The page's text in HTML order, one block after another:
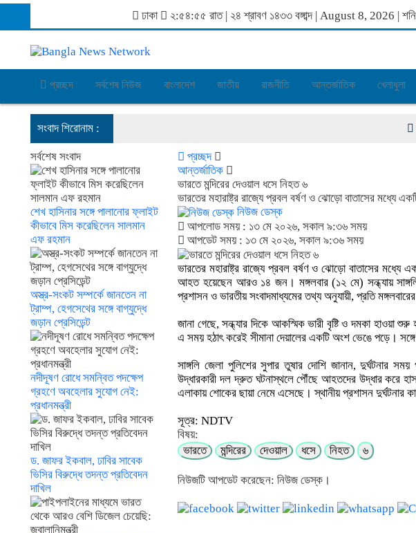
ঢাকা ২:৫৪:৫৫ রাত| ২৪ শ্রাবণ ১৪৩৩ বঙ্গাব্দ | August 8, 2026 |
প্রচ্ছদ সর্বশেষ নিউজ বাংলাদেশ জাতীয় রাজনীতি আন্তর্জাতিক খেলাধুলা
সংবাদ শিরোনাম : শেখ
প্রচ্ছদ
আন্তর্জাতিক
ভারতে মন্দিরের দেওয়াল ধসে নিহত ৬
ভারতের মহারাষ্ট্র রাজ্যে প্রবল বর্ষণ ও ঝোড়ো বাতাসের মধ্যে
নিউজ ডেস্ক
আপলোড সময় : ১৩ মে ২০২৬, সকাল ৯:৩৬ সময়
আপডেট সময় : ১৩ মে ২০২৬, সকাল ৯:৩৬ সময়
ভারতের মহারাষ্ট্র রাজ্যে প্রবল বর্ষণ ও ঝোড়ো বাতাসের মধ্যে
আহত হয়েছেন আরও ১৪ জন। মঙ্গলবার (১২ মে) সন্ধ্যায় সাঙ্গলি
প্রশাসন ও ভারতীয় সংবাদমাধ্যমের তথ্য অনুযায়ী, প্রতি
জানা গেছে, সন্ধ্যার দিকে আকস্মিক ভারী বৃষ্টি ও দমকা হাওয়া শুরু
এ সময় হঠাৎ করেই সীমানা দেয়ালের একটি অংশ ভেঙে পড়ে।
সাঙ্গলি জেলা পুলিশের সুপার তুষার দোশি জানান, দুর্ঘটনার
উদ্ধারকারী দল দ্রুত ঘটনাস্থলে পৌঁছে আহতদের উদ্ধার করে
এলাকায় শোকের ছায়া নেমে এসেছে। স্থানীয় প্রশাসন দুর্ঘটনার
সূত্র: NDTV
বিষয়:
ভারতে
মন্দিরের দেওয়াল ধসে নিহত ৬
নিউজটি আপডেট করেছেন: নিউজ ডেস্ক।
সর্বশেষ সংবাদ
শেখ হাসিনার সঙ্গে পালানোর ফ্লাইট
কীভাবে মিস করেছিলেন সালমান
এফ রহমান
অস্ত্র-সংকট সম্পর্কে জানতেন না
ট্রাম্প, হেগসেথের সঙ্গে বাগ্‌যুদ্ধে
জড়ান প্রেসিডেন্ট
নদীদূষণ রোধে সমন্বিত পদক্ষেপ
গ্রহণে অবহেলার সুযোগ নেই:
প্রধানমন্ত্রী
ড. জাফর ইকবাল, ঢাবির সাবেক
ভিসির বিরুদ্ধে তদন্ত প্রতিবেদন
দাখিল